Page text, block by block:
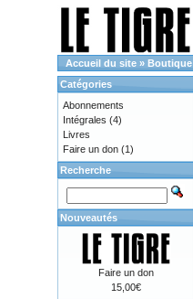
Accueil du site » Boutique
Catégories
Abonnements
Intégrales (4)
Livres
Faire un don (1)
Recherche
Nouveautés
Faire un don
15,00€